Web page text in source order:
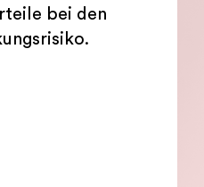
bei den